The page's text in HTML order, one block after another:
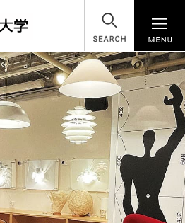
SEARCH